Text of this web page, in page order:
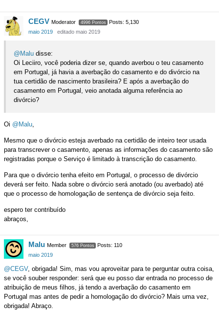
CEGV Moderator 4996 Pontos
Posts: 5,130
maio 2019
editado maio 2019
@Malu disse:
Oi Leciiro, você poderia dizer se, quando averbou o teu casamento
em Portugal, já havia a averbação do casamento e do divórcio na
tua certidão de nascimento brasileira? E após a averbação do
casamento em Portugal, veio anotada alguma referência ao
divórcio?
Oi @Malu,
Mesmo que o divórcio esteja averbado na certidão de inteiro teor usada
para transcrever o casamento, apenas as informações do casamento são
registradas porque o Serviço é limitado à transcrição do casamento.
Para que o divórcio tenha efeito em Portugal, o processo de divórcio
deverá ser feito. Nada sobre o divórcio será anotado (ou averbado) até
que o processo de homologação de sentença de divórcio seja feito.
espero ter contribuído
abraços,
Malu Member 576 Pontos
Posts: 110
maio 2019
@CEGV, obrigada! Sim, mas vou aproveitar para te perguntar outra coisa,
se você souber responder: será que eu posso dar entrada no processo de
atribuição de meus filhos, já tendo a averbação do casamento em
Portugal mas antes de pedir a homologação do divórcio? Mais uma vez,
obrigada! Abraço.